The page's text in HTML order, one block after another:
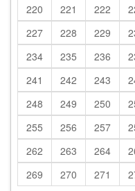
220
221 222
227
228 229
234
235 236
241
242 243
248
249 250
255
256 257
262
263 264
269
270 271